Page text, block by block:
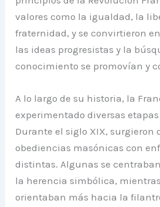
valores como la igualdad, la
fraternidad, y se convirtieron
las ideas progresistas y la
conocimiento se promovían y
A lo largo de su historia, la
experimentado diversas
Durante el siglo XIX, surgieron
obediencias masónicas con
distintas. Algunas se
la herencia simbólica,
orientaban más hacia la